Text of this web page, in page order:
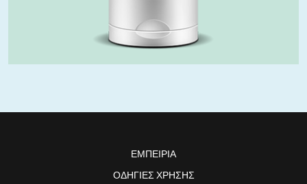
ΕΜΠΕΙΡΊΑ
ΟΔΗΓΊΕΣ ΧΡΉΣΗΣ